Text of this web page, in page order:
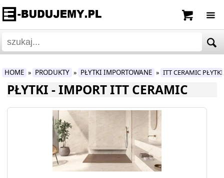
HOME » PRODUKTY » PŁYTKI IMPORTOWANE » ITT CERAMIC
PŁYTKI - IMPORT ITT CERAMIC